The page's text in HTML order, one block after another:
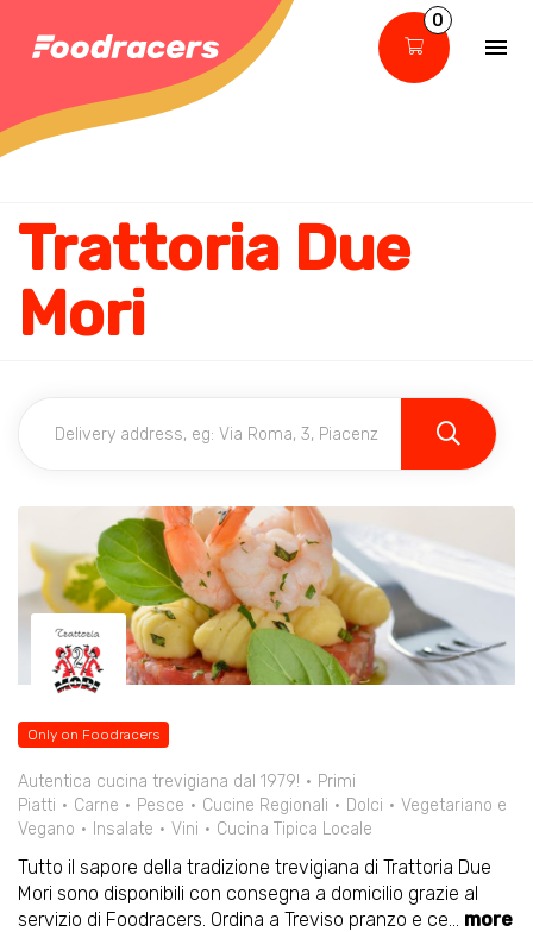
0
Trattoria Due
Mori
Only on Foodracers
Autentica cucina trevigiana dal 1979!
Primi
Piatti
Carne Pesce Cucine Regionali Dolci
Vegetariano e
Vegano
Insalate Vini Cucina Tipica Locale
Tutto il sapore della tradizione trevigiana di Trattoria Due
Mori sono disponibili con consegna a domicilio grazie al
servizio di Foodracers. Ordina a Treviso pranzo e ce... more